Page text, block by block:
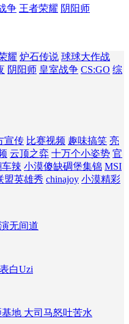
争 王者荣耀 阴阳师
耀 炉石传说 球球大作战
阴阳师 皇室战争 CS:GO 综
宣传 比赛视频 趣味搞笑 亮
云顶之弈 十万个小姿势 官
辣 小漠傻缺碉堡集锦 MSI
盟英雄秀 chinajoy 小漠精彩
无间道
白Uzi
地 大司马怒吐苦水